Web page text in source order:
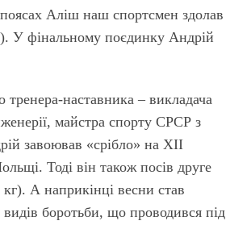
Аліш наш спортсмен здолав
У фінальному поєдинку Андрій
наставника – викладача
майстра спорту СРСР з
завоював «срібло» на ХІІ
Тоді він також посів друге
кг). А наприкінці весни став
боротьби, що проводився під